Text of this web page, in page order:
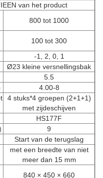
van het product
800 tot 1000
100 tot 300
-1, 2, 0, 1
Ø23 kleine versnellingsbak
5.5
4.00-8
4 stuks*4 groepen (2+1+1)
met zijdeschijven
HS177F
9
Start van de terugslag
met een breedte van niet
meer dan 15 mm
840 × 450 × 660